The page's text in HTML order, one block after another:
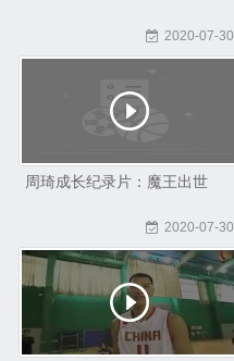
2020-07-30
周琦成长纪录片：魔王出世
2020-07-30